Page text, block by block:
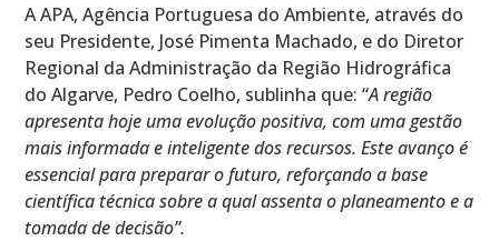
A APA, Agência Portuguesa do Ambiente, através do
seu Presidente, José Pimenta Machado, e do Diretor
Regional da Administração da Região Hidrográfica
do Algarve, Pedro Coelho, sublinha que: “A região
apresenta hoje uma evolução positiva, com uma gestão
mais informada e inteligente dos recursos. Este avanço é
essencial para preparar o futuro, reforçando a base
científica técnica sobre a qual assenta o planeamento e a
tomada de decisão”.